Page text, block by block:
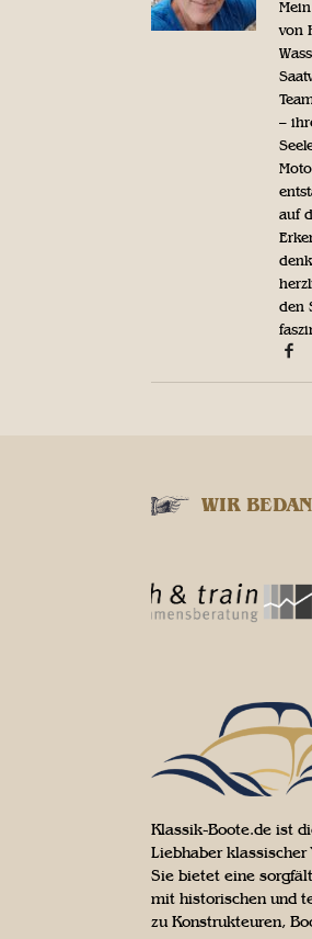
von
–
auf
den
WIR
Klassik-Boote.de ist
Liebhaber klassischer
Sie bietet eine
mit historischen und
zu Konstrukteuren,